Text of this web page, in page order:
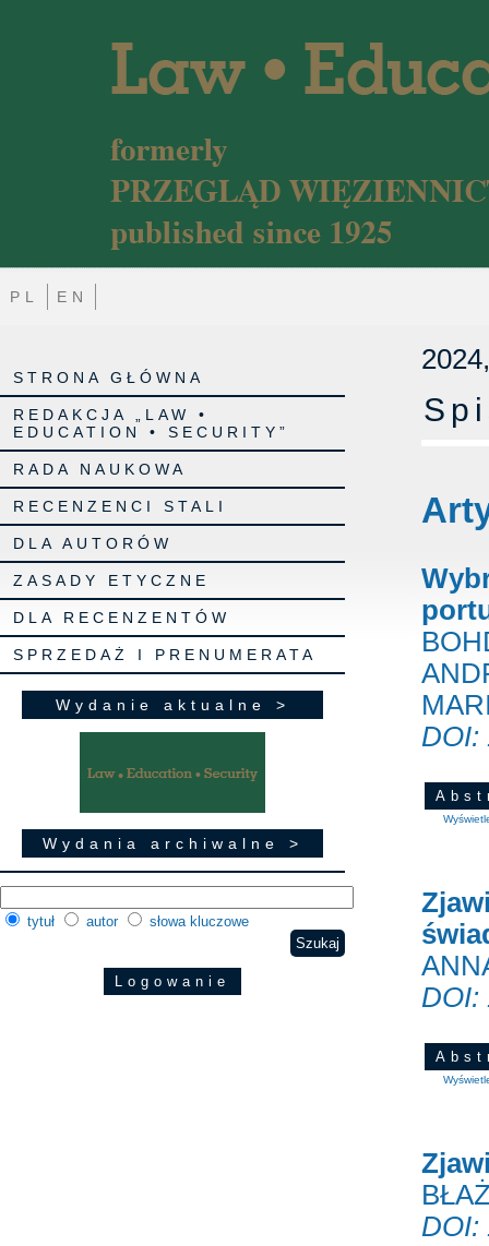
PL EN
STRONA GŁÓWNA
REDAKCJA „LAW •
EDUCATION • SECURITY”
RADA NAUKOWA
RECENZENCI STALI
DLA AUTORÓW
ZASADY ETYCZNE
DLA RECENZENTÓW
SPRZEDAŻ I PRENUMERATA
Wydanie aktualne >
Wydania archiwalne >
tytuł autor słowa kluczowe
Logowanie
DOI:
DOI:
DOI: